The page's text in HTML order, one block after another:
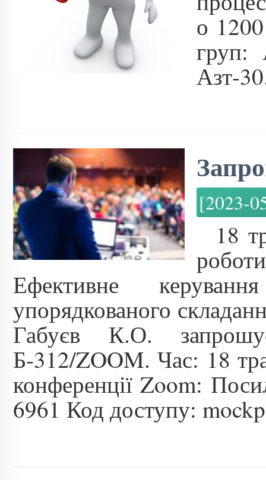
о
Азт-
[2023-
18
Ефективне
упорядкованого
Габуєв К.О.
Б-312/ZOOM. Час: 18
конференції Zoom:
6961 Код доступу: